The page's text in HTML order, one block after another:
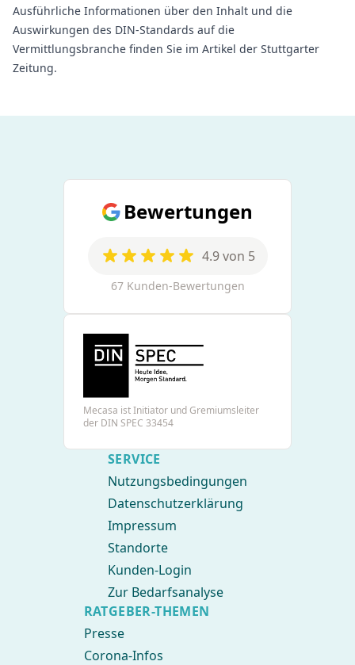
Ausführliche Informationen über den Inhalt und die
Auswirkungen des DIN-Standards auf die
Vermittlungsbranche finden Sie im Artikel der Stuttgarter
Zeitung.
Bewertungen
4.9 von 5
67 Kunden-Bewertungen
Mecasa ist Initiator und Gremiumsleiter
der DIN SPEC 33454
SERVICE
Nutzungsbedingungen
Datenschutzerklärung
Impressum
Standorte
Kunden-Login
Zur Bedarfsanalyse
RATGEBER-THEMEN
Presse
Corona-Infos